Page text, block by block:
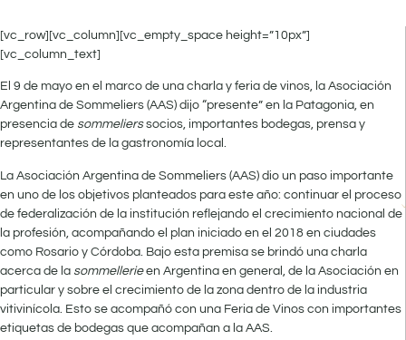
[vc_row][vc_column][vc_empty_space height=”10px”]
[vc_column_text]
El 9 de mayo en el marco de una charla y feria de vinos, la Asociación
Argentina de Sommeliers (AAS) dijo “presente” en la Patagonia, en
presencia de sommelierssocios, importantes bodegas, prensa y
representantes de la gastronomía local.
La Asociación Argentina de Sommeliers (AAS) dio un paso importante
en uno de los objetivos planteados para este año: continuar el proceso
de federalización de la institución reflejando el crecimiento nacional de
la profesión, acompañando el plan iniciado en el 2018 en ciudades
como Rosario y Córdoba. Bajo esta premisa se brindó una charla
acerca de la sommellerieen Argentina en general, de la Asociación en
particular y sobre el crecimiento de la zona dentro de la industria
vitivinícola. Esto se acompañó con una Feria de Vinos con importantes
etiquetas de bodegas que acompañan a la AAS.